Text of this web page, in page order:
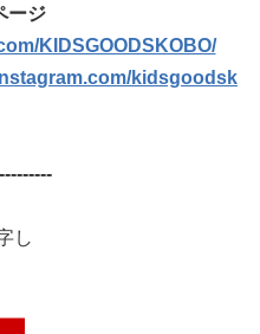
ージ
KIDSGOODSKOBO/
kidsgoodsk
し